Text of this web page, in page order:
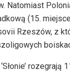
Natomiast
(15.
Rzeszów, z
rozegrają